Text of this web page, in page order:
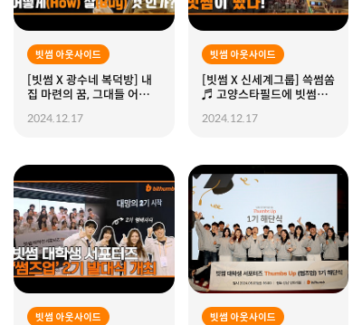
빗썸 아웃사이드
[빗썸 X 광수네 복덕방] 내
집 마련의 꿈, 그대들 어떻게
2024.12.17
빗썸 아웃사이드
[빗썸 X 신세계그룹] 쓱썸쏨
♬ 고양스타필드에 빗썸이
2024.12.17
빗썸 아웃사이드 빗썸 아웃사이드